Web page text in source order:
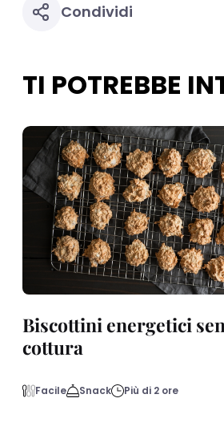
Condividi
TI POTREBBE
Biscottini energetici
cottura
Facile Snack Più di 2 ore